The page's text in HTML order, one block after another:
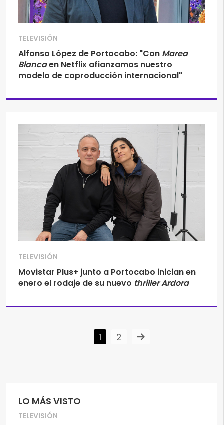
LO MÁS VISTO
TELEVISIÓN
TELEVISIÓN
Alfonso López de Portocabo: "Con Marea
Blancaen Netflix afianzamos nuestro
modelo de coproducción internacional"
TELEVISIÓN
Movistar Plus+ junto a Portocabo inician en
enero el rodaje de su nuevo thriller Ardora
1 2